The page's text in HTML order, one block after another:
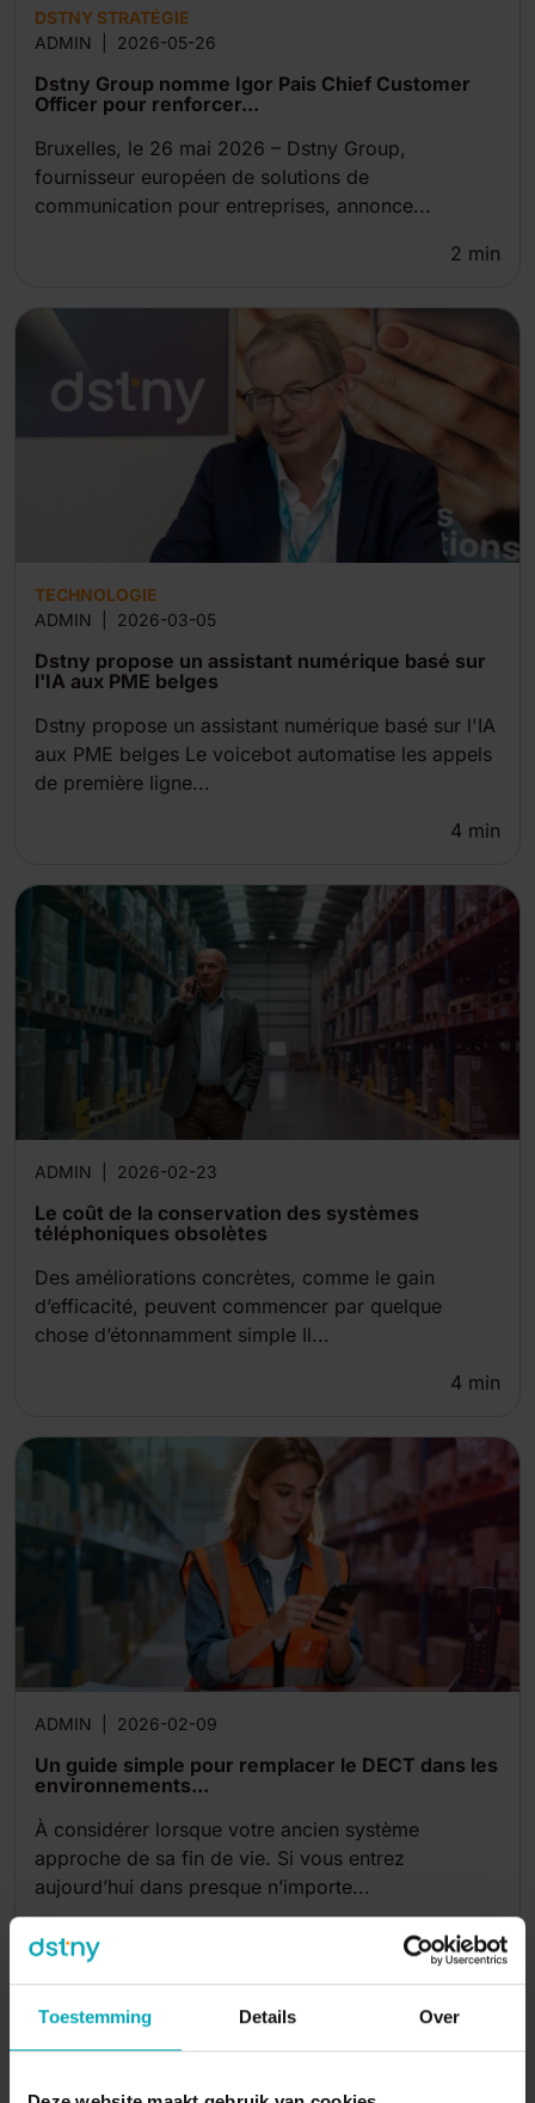
Toestemming Details Over
DSTNY STRATÉGIE
ADMIN
2026-05-26
Dstny Group nomme Igor Pais Chief Customer
Officer pour renforcer...
Bruxelles, le 26 mai 2026 – Dstny Group,
fournisseur européen de solutions de
communication pour entreprises, annonce...
2 min
TECHNOLOGIE
ADMIN
2026-03-05
Dstny propose un assistant numérique basé sur
l'IA aux PME belges
Dstny propose un assistant numérique basé sur l'IA
aux PME belges Le voicebot automatise les appels
de première ligne...
4 min
ADMIN 2026-02-23
Le coût de la conservation des systèmes
téléphoniques obsolètes
Des améliorations concrètes, comme le gain
d’efficacité, peuvent commencer par quelque
chose d’étonnamment simple Il...
4 min
ADMIN 2026-02-09
Un guide simple pour remplacer le DECT dans les
environnements...
À considérer lorsque votre ancien système
approche de sa fin de vie. Si vous entrez
aujourd’hui dans presque n’importe...
4 min